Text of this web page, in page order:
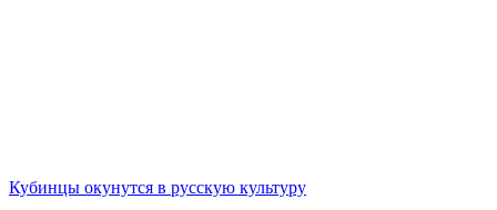
Кубинцы окунутся в русскую культуру